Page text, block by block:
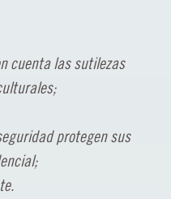
cuenta las sutilezas
protegen sus